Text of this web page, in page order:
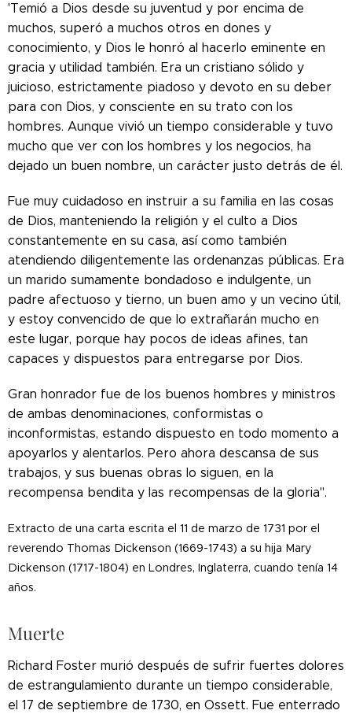
'Temió a Dios desde su juventud y por encima de
muchos, superó a muchos otros en dones y
conocimiento, y Dios le honró al hacerlo eminente en
gracia y utilidad también. Era un cristiano sólido y
juicioso, estrictamente piadoso y devoto en su deber
para con Dios, y consciente en su trato con los
hombres. Aunque vivió un tiempo considerable y tuvo
mucho que ver con los hombres y los negocios, ha
dejado un buen nombre, un carácter justo detrás de él.
Fue muy cuidadoso en instruir a su familia en las cosas
de Dios, manteniendo la religión y el culto a Dios
constantemente en su casa, así como también
atendiendo diligentemente las ordenanzas públicas. Era
un marido sumamente bondadoso e indulgente, un
padre afectuoso y tierno, un buen amo y un vecino útil,
y estoy convencido de que lo extrañarán mucho en
este lugar, porque hay pocos de ideas afines, tan
capaces y dispuestos para entregarse por Dios.
Gran honrador fue de los buenos hombres y ministros
de ambas denominaciones, conformistas o
inconformistas, estando dispuesto en todo momento a
apoyarlos y alentarlos. Pero ahora descansa de sus
trabajos, y sus buenas obras lo siguen, en la
recompensa bendita y las recompensas de la gloria".
Extracto de una carta escrita el 11 de marzo de 1731 por el
reverendo Thomas Dickenson (1669-1743) a su hija Mary
Dickenson (1717-1804) en Londres, Inglaterra, cuando tenía 14
años.
Muerte
Richard Foster murió después de sufrir fuertes dolores
de estrangulamiento durante un tiempo considerable,
el 17 de septiembre de 1730, en Ossett. Fue enterrado